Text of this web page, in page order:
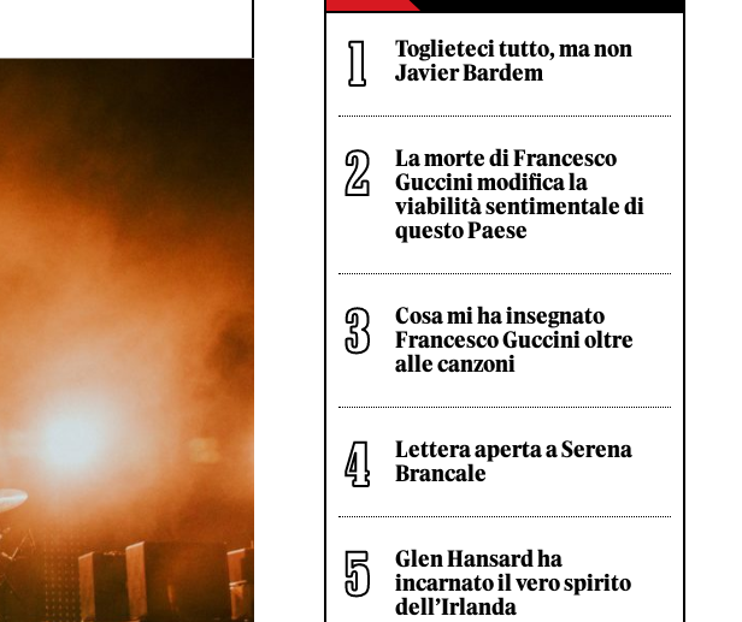
Toglieteci tutto, ma non
Javier Bardem
La morte di Francesco
Guccini modifica la
viabilità sentimentale di
questo Paese
Cosa mi ha insegnato
Francesco Guccini oltre
alle canzoni
Lettera aperta a Serena
Brancale
Glen Hansard ha
incarnato il vero spirito
dell’Irlanda